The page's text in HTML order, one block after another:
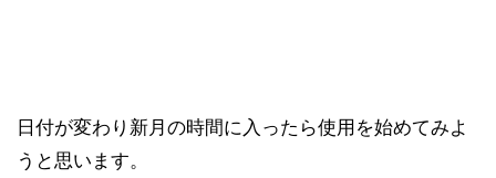
日付が変わり新月の時間に入ったら使用を始めてみよ
うと思います。